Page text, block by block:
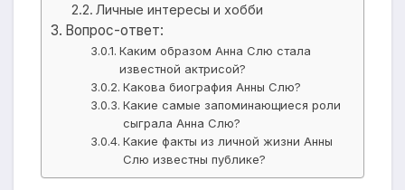
Личные интересы и хобби
Вопрос-ответ:
Каким образом Анна Слю стала
известной актрисой?
Какова биография Анны Слю?
Какие самые запоминающиеся роли
сыграла Анна Слю?
Какие факты из личной жизни Анны
Слю известны публике?